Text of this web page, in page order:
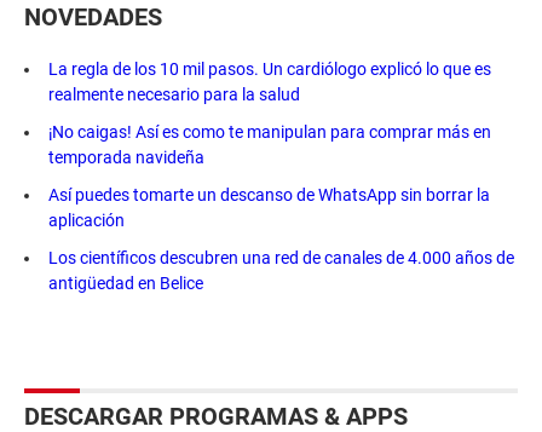
NOVEDADES
La regla de los 10 mil pasos. Un cardiólogo explicó lo que es
realmente necesario para la salud
¡No caigas! Así es como te manipulan para comprar más en
temporada navideña
Así puedes tomarte un descanso de WhatsApp sin borrar la
aplicación
Los científicos descubren una red de canales de 4.000 años de
antigüedad en Belice
DESCARGAR PROGRAMAS & APPS